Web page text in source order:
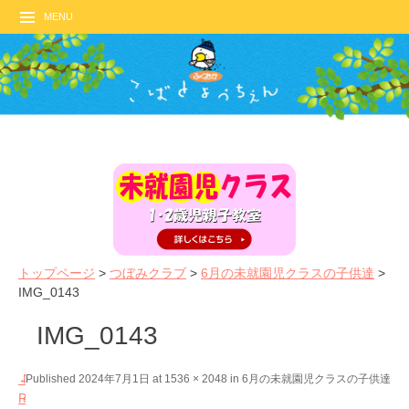
MENU
トップページ > つぼみクラブ > 6月の未就園児クラスの子供達 >
IMG_0143
IMG_0143
Published 2024年7月1日 at 1536 × 2048 in 6月の未就園児クラスの子供達
←
P
N
e